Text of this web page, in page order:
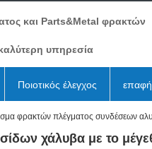
και Parts&Metal φρακτών
υπηρεσία
Ποιοτικός έλεγχος επαφή
φρακτών πλέγματος συνδέσεων
χάλυβα με το